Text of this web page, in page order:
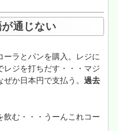
が通じない
ラとパンを購入。レジに
レジを打ちだす・・・マジ
ぜか日本円で支払う。過去
飲む・・・うーんこれコー